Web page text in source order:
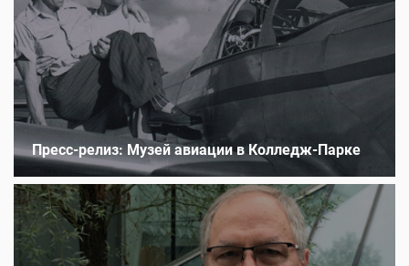
Пресс-релиз: Музей авиации в Колледж‑Парке